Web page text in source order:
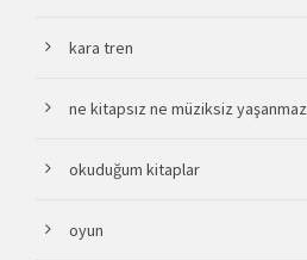
kara tren
ne kitapsız ne müziksiz yaşanmaz
okuduğum kitaplar
oyun